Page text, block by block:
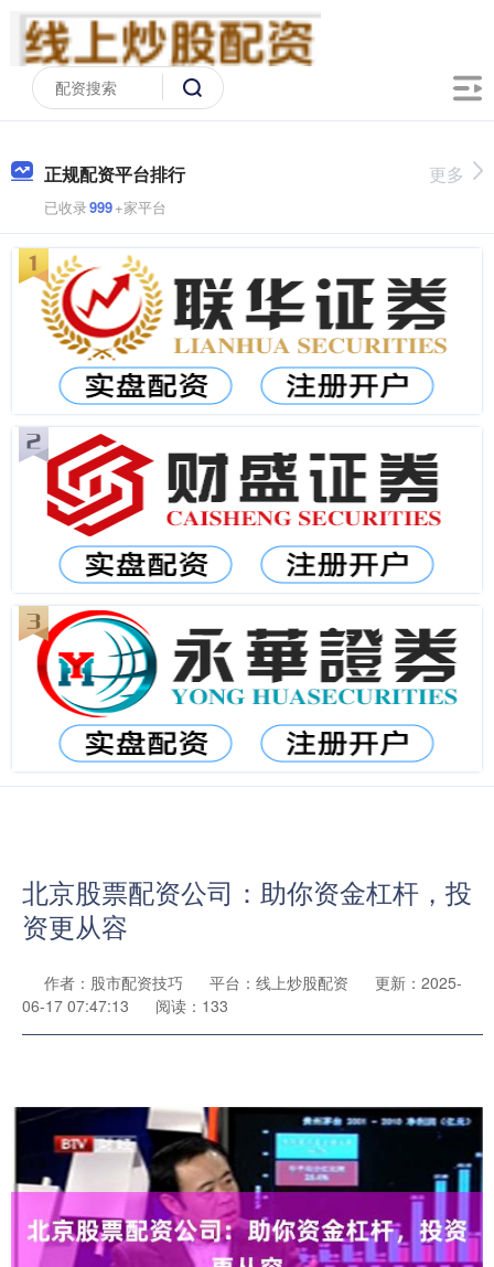
正规配资平台排行
已收录999+家平台
更多
北京股票配资公司：助你资金杠杆，投
资更从容
作者：股市配资技巧 平台：线上炒股配资
更新：2025-
06-17 07:47:13
阅读：133